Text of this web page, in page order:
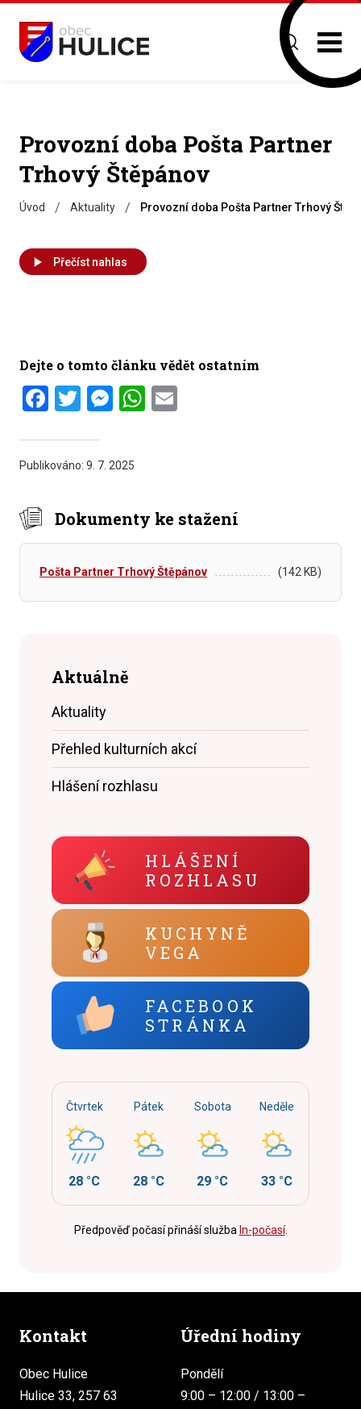
Provozní doba Pošta Partner
Trhový Štěpánov
Úvod / Aktuality / Provozní doba Pošta Partner Trhový
Přečíst nahlas
Dejte o tomto článku vědět ostatním
Facebook
Twitter
Messenger
WhatsApp
Publikováno: 9. 7. 2025
Dokumenty ke stažení
Pošta Partner Trhový Štěpánov (142 KB)
Aktuálně
Aktuality
Přehled kulturních akcí
Hlášení rozhlasu
HLÁŠENÍ
ROZHLASU
KUCHYNĚ
VEGA
FACEBOOK
STRÁNKA
Čtvrtek
28 °C
Pátek
28 °C
Sobota
29 °C
Neděle
33 °C
Předpověď počasí přináší služba In-počasí.
Kontakt
Obec Hulice
Hulice 33, 257 63
Úřední hodiny
Pondělí
9:00 – 12:00 / 13:00 –